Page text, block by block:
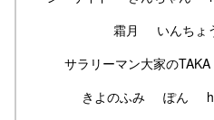
霜月
いんちょ
サラリーマン大家のTAKA
きよのふみ
ぽん